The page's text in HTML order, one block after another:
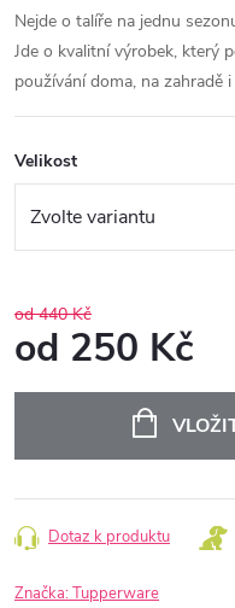
Nejde o talíře na jednu
Jde o kvalitní výrobek, který
používání doma, na zahradě
Velikost
od 440 Kč
od 250 Kč
Dotaz k produktu
Značka:Tupperware